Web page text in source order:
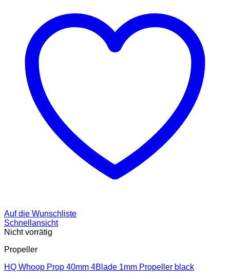
Auf die Wunschliste
Schnellansicht
Nicht vorrätig
Propeller
HQ Whoop Prop 40mm 4Blade 1mm Propeller black